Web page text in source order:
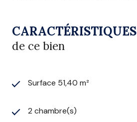
CARACTÉRISTIQUES
de ce bien
Surface 51,40 m²
2 chambre(s)